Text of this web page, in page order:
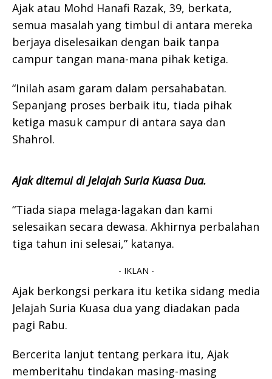
Ajak atau Mohd Hanafi Razak, 39, berkata,
semua masalah yang timbul di antara mereka
berjaya diselesaikan dengan baik tanpa
campur tangan mana-mana pihak ketiga.
“Inilah asam garam dalam persahabatan.
Sepanjang proses berbaik itu, tiada pihak
ketiga masuk campur di antara saya dan
Shahrol.
Ajak ditemui di Jelajah Suria Kuasa Dua.
“Tiada siapa melaga-lagakan dan kami
selesaikan secara dewasa. Akhirnya perbalahan
tiga tahun ini selesai,” katanya.
- IKLAN -
Ajak berkongsi perkara itu ketika sidang media
Jelajah Suria Kuasa dua yang diadakan pada
pagi Rabu.
Bercerita lanjut tentang perkara itu, Ajak
memberitahu tindakan masing-masing